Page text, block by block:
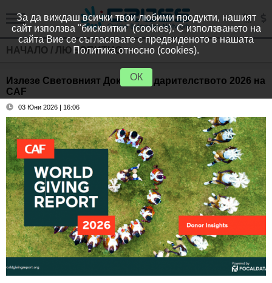
НАЧАЛО / ЛЮБОПИТНО
Излезе Световният Доклад за дарителството 2026 на
CAF
03 Юни 2026 | 16:06
За да виждаш всички твои любими продукти, нашият
сайт използва "бисквитки" (cookies). С използването на
сайта Вие се съгласявате с предвиденото в нашата
Политика относно (cookies).
ОК